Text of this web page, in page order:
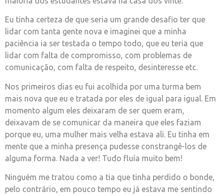
Eu tinha certeza de que seria um grande desafio ter que
lidar com tanta gente nova e imaginei que a minha
paciência ia ser testada o tempo todo, que eu teria que
lidar com falta de compromisso, com problemas de
comunicação, com falta de respeito, desinteresse etc.
Nos primeiros dias eu fui acolhida por uma turma bem
mais nova que eu e tratada por eles de igual para igual. Em
momento algum eles deixaram de ser quem eram,
deixavam de se comunicar da maneira que eles faziam
porque eu, uma mulher mais velha estava ali. Eu tinha em
mente que a minha presença pudesse constrangê-los de
alguma forma. Nada a ver! Tudo fluía muito bem!
Ninguém me tratou como a tia que tinha perdido o bonde,
pelo contrário, em pouco tempo eu já estava me sentindo